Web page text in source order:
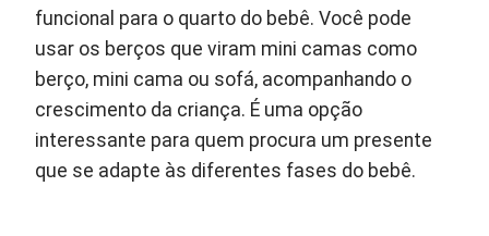
funcional para o quarto do bebê. Você pode
usar os berços que viram mini camas como
berço, mini cama ou sofá, acompanhando o
crescimento da criança. É uma opção
interessante para quem procura um presente
que se adapte às diferentes fases do bebê.